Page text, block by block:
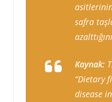
safra
Kaynak:
“Dietary
disease